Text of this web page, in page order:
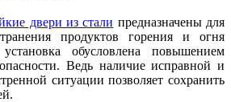
двери из стали предназначены для
продуктов горения и огня
обусловлена повышением
Ведь наличие исправной и
ситуации позволяет сохранить